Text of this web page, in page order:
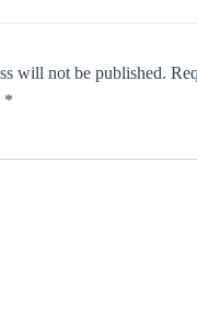
will not be published.
*